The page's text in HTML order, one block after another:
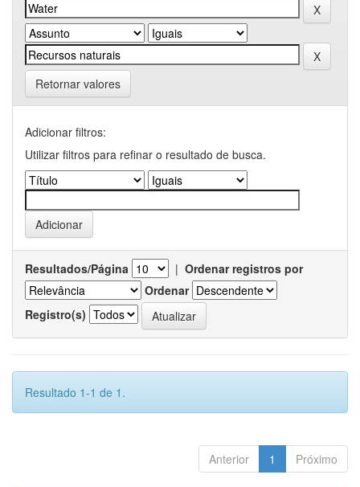
Retornar valores
Adicionar filtros:
Utilizar filtros para refinar o resultado de busca.
Resultados/Página | Ordenar registros por
Ordenar
Registro(s)
Resultado 1-1 de 1.
Anterior 1 Próximo